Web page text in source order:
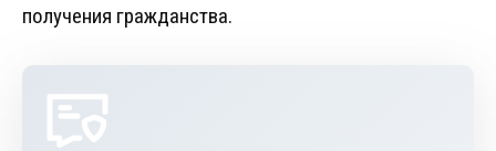
получения гражданства.